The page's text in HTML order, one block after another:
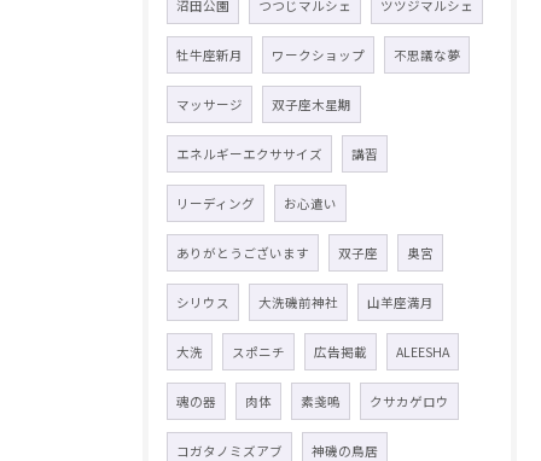
沼田公園 つつじマルシェ ツツジマルシェ
牡牛座新月 ワークショップ 不思議な夢
マッサージ 双子座木星期
エネルギーエクササイズ 講習
リーディング お心遣い
ありがとうございます 双子座 奥宮
シリウス 大洗磯前神社 山羊座満月
大洗 スポニチ 広告掲載 ALEESHA
魂の器 肉体 素戔嗚 クサカゲロウ
コガタノミズアブ 神磯の鳥居